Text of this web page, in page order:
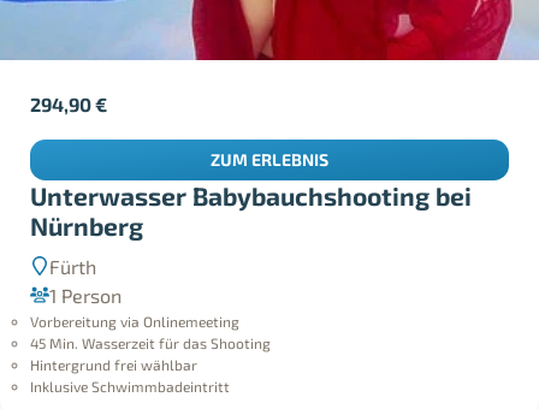
Unterwasser Babybauchshooting bei
Nürnberg
Fürth
1 Person
Vorbereitung via Onlinemeeting
45 Min. Wasserzeit für das Shooting
Hintergrund frei wählbar
Inklusive Schwimmbadeintritt
294,90€
ZUM ERLEBNIS